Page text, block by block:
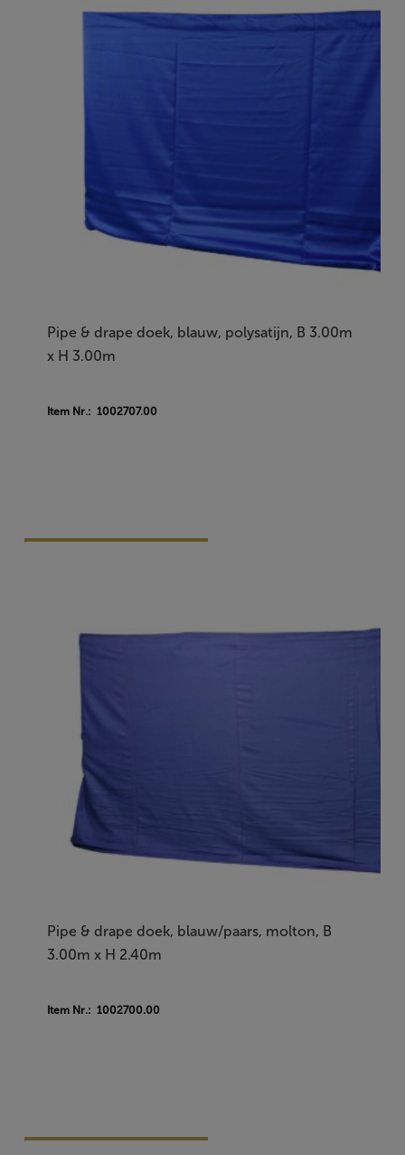
Pipe & drape doek, blauw, polysatijn, B 3.00m
x H 3.00m
Item Nr.: 1002707.00
Pipe & drape doek, blauw/paars, molton, B
3.00m x H 2.40m
Item Nr.: 1002700.00